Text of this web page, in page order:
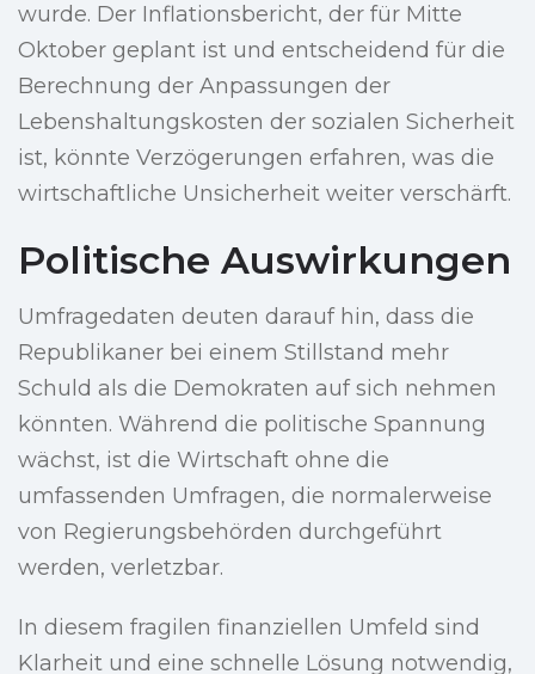
wurde. Der Inflationsbericht, der für Mitte
Oktober geplant ist und entscheidend für die
Berechnung der Anpassungen der
Lebenshaltungskosten der sozialen Sicherheit
ist, könnte Verzögerungen erfahren, was die
wirtschaftliche Unsicherheit weiter verschärft.
Politische Auswirkungen
Umfragedaten deuten darauf hin, dass die
Republikaner bei einem Stillstand mehr
Schuld als die Demokraten auf sich nehmen
könnten. Während die politische Spannung
wächst, ist die Wirtschaft ohne die
umfassenden Umfragen, die normalerweise
von Regierungsbehörden durchgeführt
werden, verletzbar.
In diesem fragilen finanziellen Umfeld sind
Klarheit und eine schnelle Lösung notwendig,